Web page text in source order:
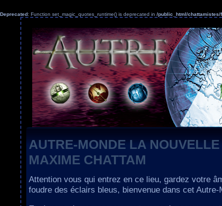
Deprecated: Function set_magic_quotes_runtime() is deprecated in /public_html/chattamistes/
AUTRE-MONDE LA
MAXIME CHATTAM
Attention vous qui entrez en ce lieu, gardez votre
foudre des éclairs bleus, bienvenue dans cet Autre-